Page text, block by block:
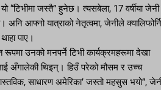
“टिभीमा जस्तै” हुनेछ। त्यसबेला, 17 वर्षीया जेनी
आफ्नो यात्राको नेतृत्वमा, जेनीले
पाए।
रूपमा उनको मनपर्ने टिभी कार्यक्रमहरूमा देखा
अँगालेकी थिइन्। हिउँ परेको मौसम र उच्च
साधारण अमेरिका’ जस्तो महसुस भयो”,